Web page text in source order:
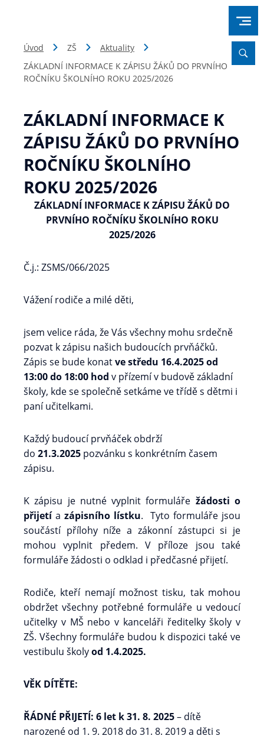
Úvod ZŠ
Aktuality
ZÁKLADNÍ INFORMACE K ZÁPISU ŽÁKŮ DO PRVNÍHO
ROČNÍKU ŠKOLNÍHO ROKU 2025/2026
ZÁKLADNÍ INFORMACE K
ZÁPISU ŽÁKŮ DO PRVNÍHO
ROČNÍKU ŠKOLNÍHO
ROKU 2025/2026
ZÁKLADNÍ INFORMACE K ZÁPISU ŽÁKŮ DO
PRVNÍHO ROČNÍKU ŠKOLNÍHO ROKU
2025/2026
Č.j.: ZSMS/066/2025
Vážení rodiče a milé děti,
jsem velice ráda, že Vás všechny mohu srdečně
pozvat k zápisu našich budoucích prvňáčků.
Zápis se bude konatve středu 16.4.2025 od
13:00 do 18:00 hod v přízemí v budově základní
školy, kde se společně setkáme ve třídě s dětmi i
paní učitelkami.
Každý budoucí prvňáček obdrží
do 21.3.2025 pozvánku s konkrétním časem
zápisu.
K zápisu je nutné vyplnit formuláře žádosti o
přijetía zápisního lístku. Tyto formuláře jsou
součástí přílohy níže a zákonní zástupci si je
mohou vyplnit předem. V příloze jsou také
formuláře žádosti o odklad i předčasné přijetí.
Rodiče, kteří nemají možnost tisku, tak mohou
obdržet všechny potřebné formuláře u vedoucí
učitelky v MŠ nebo v kanceláři ředitelky školy v
ZŠ. Všechny formuláře budou k dispozici také ve
vestibulu školyod 1.4.2025.
VĚK DÍTĚTE:
ŘÁDNÉ PŘIJETÍ: 6 let k 31. 8. 2025– dítě
narozené od 1. 9. 2018 do 31. 8. 2019 a děti s